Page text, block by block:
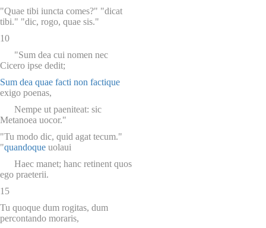
"Quae tibi iuncta comes?" "dicat
tibi." "dic, rogo, quae sis."
10
"Sum dea cui nomen nec
Cicero ipse dedit;
Sum dea quae facti non factique
exigo poenas,
Nempe ut paeniteat: sic
Metanoea uocor."
"Tu modo dic, quid agat tecum."
"quandoque uolaui
Haec manet; hanc retinent quos
ego praeterii.
15
Tu quoque dum rogitas, dum
percontando moraris,